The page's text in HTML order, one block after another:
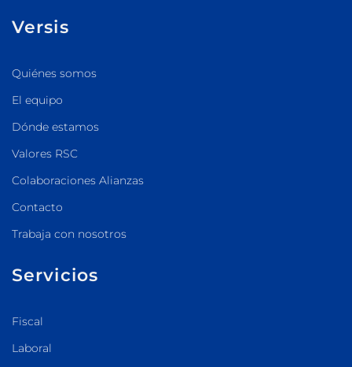
Versis
Quiénes somos
El equipo
Dónde estamos
Valores RSC
Colaboraciones Alianzas
Contacto
Trabaja con nosotros
Servicios
Fiscal
Laboral